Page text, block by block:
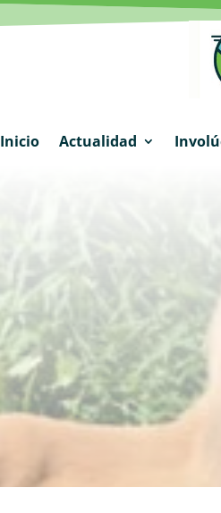
Inicio Actualidad